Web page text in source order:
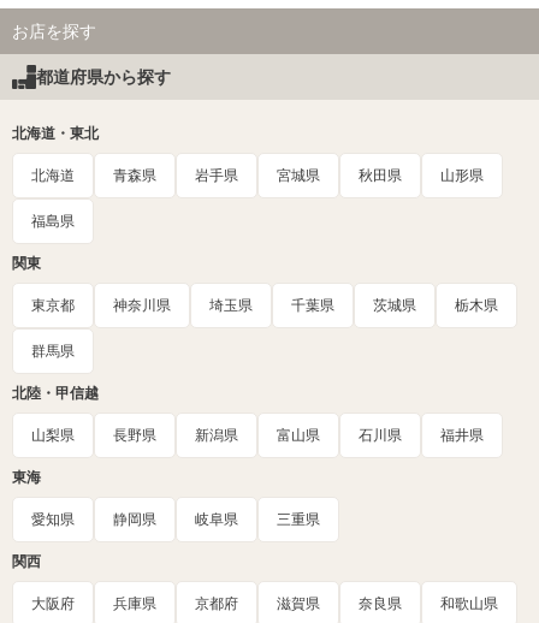
お店を探す
都道府県から探す
北海道・東北
北海道 青森県 岩手県 宮城県 秋田県 山形県
福島県
関東
東京都 神奈川県 埼玉県 千葉県 茨城県 栃木県
群馬県
北陸・甲信越
山梨県 長野県 新潟県 富山県 石川県 福井県
東海
愛知県 静岡県 岐阜県 三重県
関西
大阪府 兵庫県 京都府 滋賀県 奈良県 和歌山県